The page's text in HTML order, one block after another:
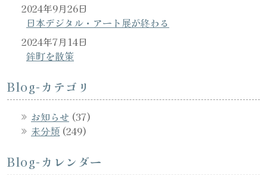
日本デジタル・アート展が終わる
2024年9月26日
鉾町を散策
2024年7月14日
Blog-カテゴリ
お知らせ (37)
未分類 (249)
Blog-カレンダー